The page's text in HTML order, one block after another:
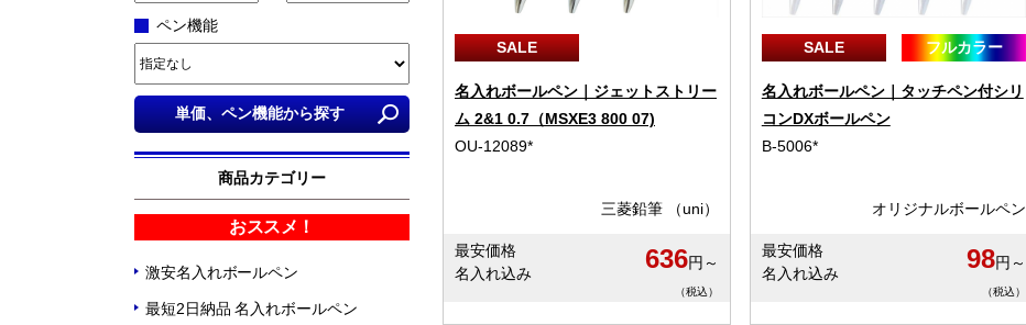
ペン機能
商品カテゴリー
おススメ！
激安名入れボールペン
最短2日納品 名入れボールペン
SALE
名入れボールペン｜ジェットストリー
ム 2&1 0.7（MSXE3 800 07)
OU-12089*
三菱鉛筆 （uni）
最安価格
名入れ込み
636円～
（税込）
SALE フルカラー
名入れボールペン｜タッチペン付シリ
コンDXボールペン
B-5006*
オリジナルボールペン
最安価格
名入れ込み
98円～
（税込）